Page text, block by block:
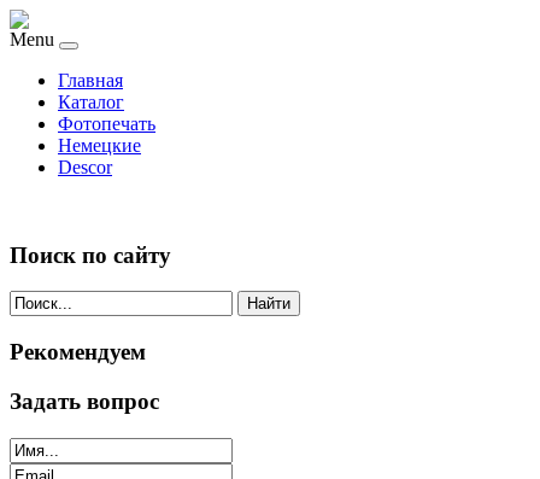
Menu
Главная
Каталог
Фотопечать
Немецкие
Descor
Поиск по сайту
Найти
Рекомендуем
Задать вопрос